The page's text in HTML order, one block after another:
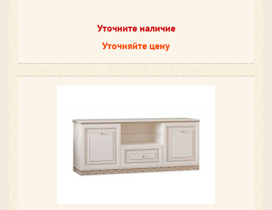
Уточните наличие
Уточняйте цену